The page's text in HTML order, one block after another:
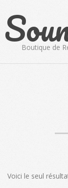
content
Boutique de
Voici le seul